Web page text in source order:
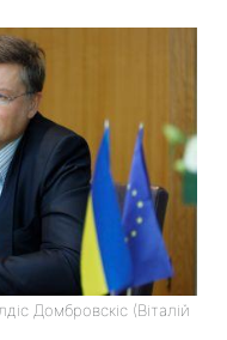
Домбровскіс (Віталій